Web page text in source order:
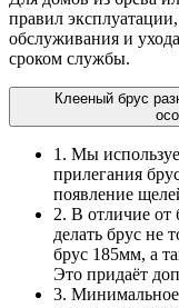
правил
обслуживания и
сроком службы.
Клееный брус
1. Мы
прилегания
появление
2. В отличие
делать брус не
брус 185мм, а
Это придаёт
3.